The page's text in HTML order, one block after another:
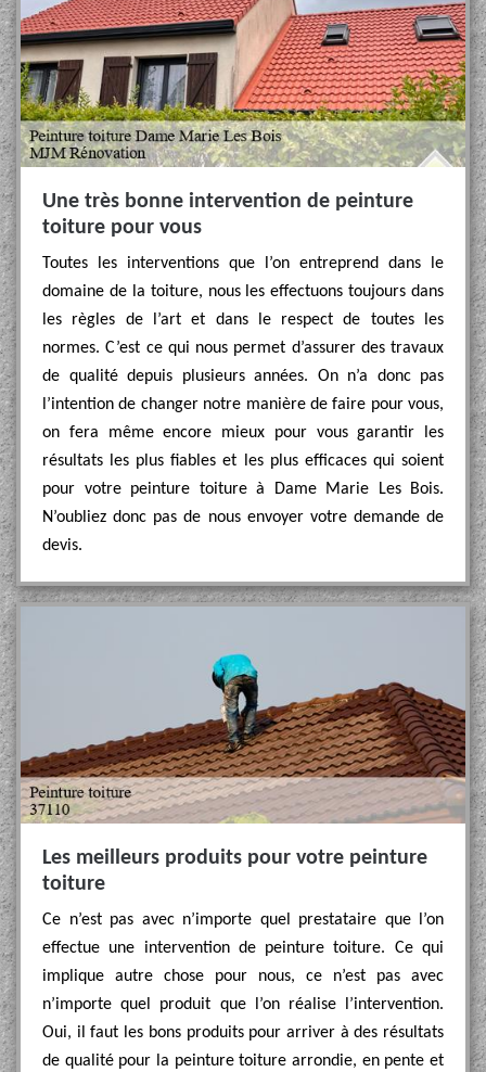
Une très bonne intervention de peinture
toiture pour vous
Toutes les interventions que l’on entreprend dans le
domaine de la toiture, nous les effectuons toujours dans
les règles de l’art et dans le respect de toutes les
normes. C’est ce qui nous permet d’assurer des travaux
de qualité depuis plusieurs années. On n’a donc pas
l’intention de changer notre manière de faire pour vous,
on fera même encore mieux pour vous garantir les
résultats les plus fiables et les plus efficaces qui soient
pour votre peinture toiture à Dame Marie Les Bois.
N’oubliez donc pas de nous envoyer votre demande de
devis.
Les meilleurs produits pour votre peinture
toiture
Ce n’est pas avec n’importe quel prestataire que l’on
effectue une intervention de peinture toiture. Ce qui
implique autre chose pour nous, ce n’est pas avec
n’importe quel produit que l’on réalise l’intervention.
Oui, il faut les bons produits pour arriver à des résultats
de qualité pour la peinture toiture arrondie, en pente et